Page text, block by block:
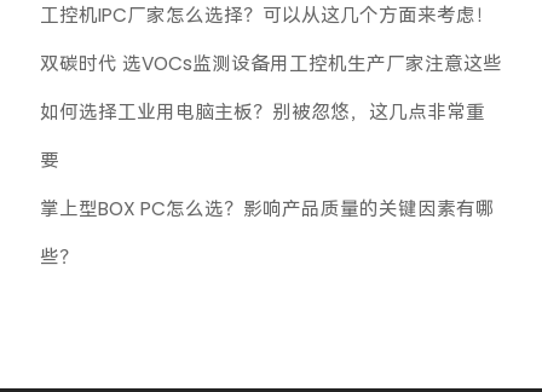
工控机IPC厂家怎么选择？可以从这几个方面来考虑！
双碳时代 选VOCs监测设备用工控机生产厂家注意这些
如何选择工业用电脑主板？别被忽悠，这几点非常重
要
掌上型BOX PC怎么选？影响产品质量的关键因素有哪
些？